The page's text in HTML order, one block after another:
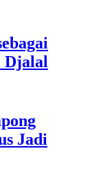
Jadi